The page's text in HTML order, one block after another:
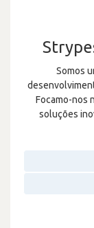
Somos
Focamo-nos
soluções